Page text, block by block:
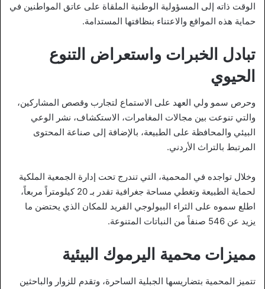
الوقت ذاته إلى المسؤولية الوطنية الملقاة على عاتق المواطنين في
حماية هذه المواقع والاعتناء بنظافتها المستدامة.
تبادل الخبرات واستعراض التنوع
الحيوي
وحرص سمو ولي العهد على الاستماع لتجارب وقصص المشاركين،
والتي تنوعت بين مجالات المغامرات، الاستكشاف، نشر الوعي
البيئي والمحافظة على الطبيعة، بالإضافة إلى صناعة المحتوى
المرتبط بالتراث الأردني.
وخلال تواجده في المحمية، التي تندرج تحت إدارة الجمعية الملكية
لحماية الطبيعة وتغطي مساحة جغرافية تقدر بـ 20 كيلومتراً مربعاً،
اطلع سموه على الثراء البيولوجي الفريد للمكان الذي يحتضن ما
يزيد عن 546 صنفاً من النباتات المتنوعة.
مميزات محمية اليرموك البيئية
تتميز المحمية بتضاريسها الجبلية الساحرة، وتقدم للزوار والباحثين